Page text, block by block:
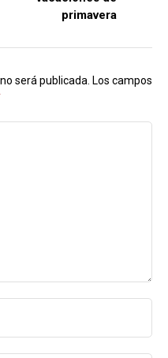
primavera
será publicada. Los campos